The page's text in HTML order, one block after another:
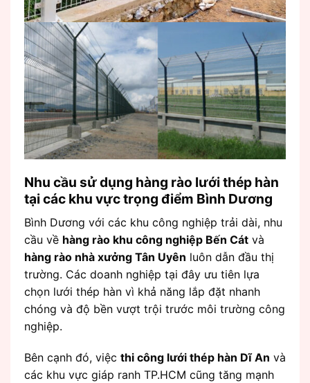
Nhu cầu sử dụng hàng rào lưới thép hàn
tại các khu vực trọng điểm Bình Dương
Bình Dương với các khu công nghiệp trải dài, nhu
cầu về hàng rào khu công nghiệp Bến Cát và
hàng rào nhà xưởng Tân Uyên luôn dẫn đầu thị
trường. Các doanh nghiệp tại đây ưu tiên lựa
chọn lưới thép hàn vì khả năng lắp đặt nhanh
chóng và độ bền vượt trội trước môi trường công
nghiệp.
Bên cạnh đó, việc thi công lưới thép hàn Dĩ An và
các khu vực giáp ranh TP.HCM cũng tăng mạnh